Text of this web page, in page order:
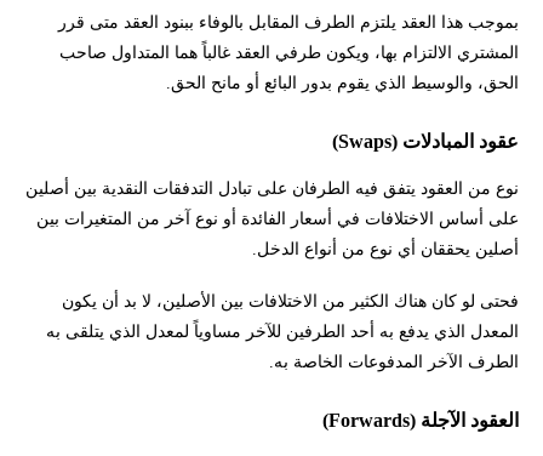
بموجب هذا العقد يلتزم الطرف المقابل بالوفاء ببنود العقد متى قرر
المشتري الالتزام بها، ويكون طرفي العقد غالباً هما المتداول صاحب
الحق، والوسيط الذي يقوم بدور البائع أو مانح الحق.
عقود المبادلات (Swaps)
نوع من العقود يتفق فيه الطرفان على تبادل التدفقات النقدية بين أصلين
على أساس الاختلافات في أسعار الفائدة أو نوع آخر من المتغيرات بين
أصلين يحققان أي نوع من أنواع الدخل.
فحتى لو كان هناك الكثير من الاختلافات بين الأصلين، لا بد أن يكون
المعدل الذي يدفع به أحد الطرفين للآخر مساوياً لمعدل الذي يتلقى به
الطرف الآخر المدفوعات الخاصة به.
العقود الآجلة (Forwards)